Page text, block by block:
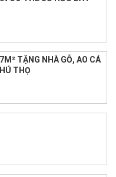
TẶNG NHÀ GỖ, AO CÁ
THỌ